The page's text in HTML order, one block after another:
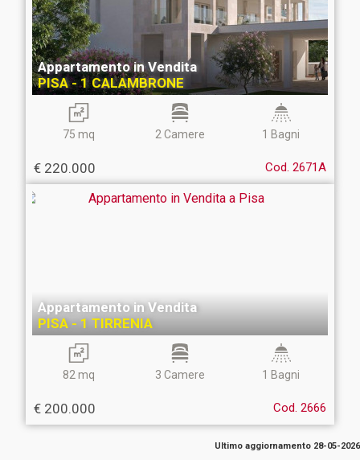
Appartamento in Vendita
PISA - 1 CALAMBRONE
75 mq 2 Camere 1 Bagni
€ 220.000 Cod. 2671A
Appartamento in Vendita
PISA - 1 TIRRENIA
82 mq 3 Camere 1 Bagni
€ 200.000 Cod. 2666
Ultimo aggiornamento 28-05-2026